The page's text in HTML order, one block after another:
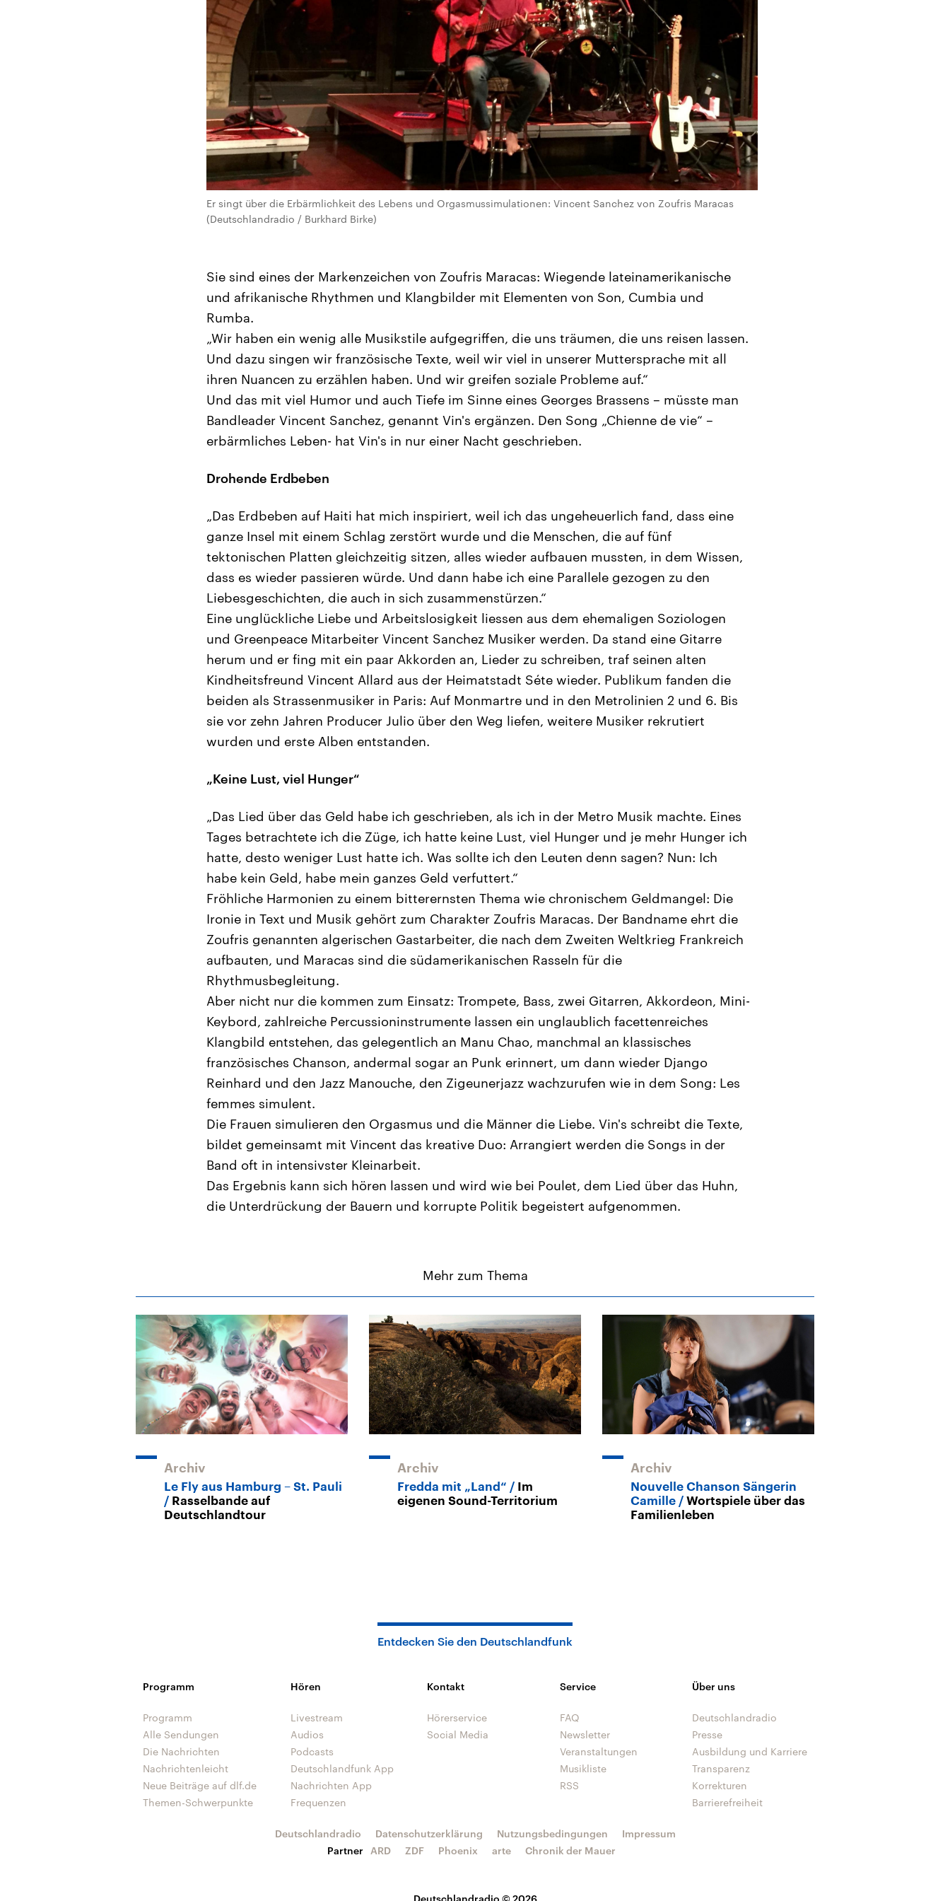
Er singt über die Erbärmlichkeit des Lebens und Orgasmussimulationen: Vincent Sanchez von Zoufris Maracas
(Deutschlandradio / Burkhard Birke)
Sie sind eines der Markenzeichen von Zoufris Maracas: Wiegende lateinamerikanische
und afrikanische Rhythmen und Klangbilder mit Elementen von Son, Cumbia und
Rumba.
„Wir haben ein wenig alle Musikstile aufgegriffen, die uns träumen, die uns reisen lassen.
Und dazu singen wir französische Texte, weil wir viel in unserer Muttersprache mit all
ihren Nuancen zu erzählen haben. Und wir greifen soziale Probleme auf.“
Und das mit viel Humor und auch Tiefe im Sinne eines Georges Brassens – müsste man
Bandleader Vincent Sanchez, genannt Vin's ergänzen. Den Song „Chienne de vie“ –
erbärmliches Leben- hat Vin's in nur einer Nacht geschrieben.
Drohende Erdbeben
„Das Erdbeben auf Haiti hat mich inspiriert, weil ich das ungeheuerlich fand, dass eine
ganze Insel mit einem Schlag zerstört wurde und die Menschen, die auf fünf
tektonischen Platten gleichzeitig sitzen, alles wieder aufbauen mussten, in dem Wissen,
dass es wieder passieren würde. Und dann habe ich eine Parallele gezogen zu den
Liebesgeschichten, die auch in sich zusammenstürzen.“
Eine unglückliche Liebe und Arbeitslosigkeit liessen aus dem ehemaligen Soziologen
und Greenpeace Mitarbeiter Vincent Sanchez Musiker werden. Da stand eine Gitarre
herum und er fing mit ein paar Akkorden an, Lieder zu schreiben, traf seinen alten
Kindheitsfreund Vincent Allard aus der Heimatstadt Séte wieder. Publikum fanden die
beiden als Strassenmusiker in Paris: Auf Monmartre und in den Metrolinien 2 und 6. Bis
sie vor zehn Jahren Producer Julio über den Weg liefen, weitere Musiker rekrutiert
wurden und erste Alben entstanden.
„Keine Lust, viel Hunger“
„Das Lied über das Geld habe ich geschrieben, als ich in der Metro Musik machte. Eines
Tages betrachtete ich die Züge, ich hatte keine Lust, viel Hunger und je mehr Hunger ich
hatte, desto weniger Lust hatte ich. Was sollte ich den Leuten denn sagen? Nun: Ich
habe kein Geld, habe mein ganzes Geld verfuttert.“
Fröhliche Harmonien zu einem bitterernsten Thema wie chronischem Geldmangel: Die
Ironie in Text und Musik gehört zum Charakter Zoufris Maracas. Der Bandname ehrt die
Zoufris genannten algerischen Gastarbeiter, die nach dem Zweiten Weltkrieg Frankreich
aufbauten, und Maracas sind die südamerikanischen Rasseln für die
Rhythmusbegleitung.
Aber nicht nur die kommen zum Einsatz: Trompete, Bass, zwei Gitarren, Akkordeon, Mini-
Keybord, zahlreiche Percussioninstrumente lassen ein unglaublich facettenreiches
Klangbild entstehen, das gelegentlich an Manu Chao, manchmal an klassisches
französisches Chanson, andermal sogar an Punk erinnert, um dann wieder Django
Reinhard und den Jazz Manouche, den Zigeunerjazz wachzurufen wie in dem Song: Les
femmes simulent.
Die Frauen simulieren den Orgasmus und die Männer die Liebe. Vin's schreibt die Texte,
bildet gemeinsamt mit Vincent das kreative Duo: Arrangiert werden die Songs in der
Band oft in intensivster Kleinarbeit.
Das Ergebnis kann sich hören lassen und wird wie bei Poulet, dem Lied über das Huhn,
die Unterdrückung der Bauern und korrupte Politik begeistert aufgenommen.
Mehr zum Thema
Archiv
Le Fly aus Hamburg – St. Pauli
Rasselbande auf
Deutschlandtour
Archiv
Fredda mit „Land“
Im
eigenen Sound-Territorium
Archiv
Nouvelle Chanson Sängerin
Camille
Wortspiele über das
Familienleben
Entdecken Sie den Deutschlandfunk
Programm
Programm
Alle Sendungen
Die Nachrichten
Nachrichtenleicht
Neue Beiträge auf dlf.de
Themen-Schwerpunkte
Hören
Livestream
Audios
Podcasts
Deutschlandfunk App
Nachrichten App
Frequenzen
Kontakt
Hörerservice
Social Media
Service
FAQ
Newsletter
Veranstaltungen
Musikliste
RSS
Über uns
Deutschlandradio
Presse
Ausbildung und Karriere
Transparenz
Korrekturen
Barrierefreiheit
Deutschlandradio © 2026
Deutschlandradio Datenschutzerklärung Nutzungsbedingungen
Impressum
Partner
ARD ZDF Phoenix arte Chronik der Mauer